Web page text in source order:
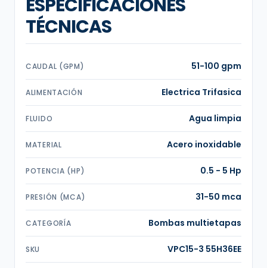
ESPECIFICACIONES
TÉCNICAS
CAUDAL (GPM) 51-100 gpm
ALIMENTACIÓN Electrica Trifasica
FLUIDO Agua limpia
MATERIAL Acero inoxidable
POTENCIA (HP) 0.5 - 5 Hp
PRESIÓN (MCA) 31-50 mca
CATEGORÍA Bombas multietapas
SKU VPC15-3 55H36EE